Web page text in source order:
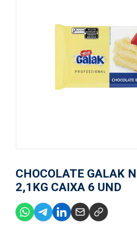
CHOCOLATE GALAK
2,1KG CAIXA 6 UND